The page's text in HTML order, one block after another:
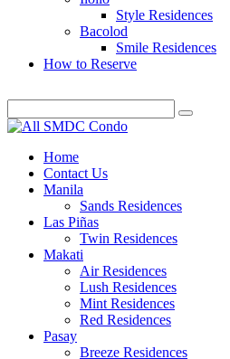
Style Residences
Bacolod
Smile Residences
How to Reserve
Home
Contact Us
Manila
Sands Residences
Las Piñas
Twin Residences
Makati
Air Residences
Lush Residences
Mint Residences
Red Residences
Pasay
Breeze Residences